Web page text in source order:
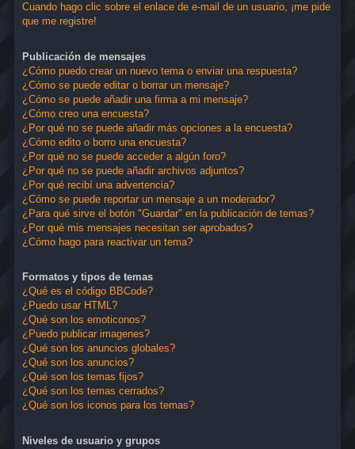
Cuando hago clic sobre el enlace de e-mail de un usuario, ¡me pide
que me registre!
Publicación de mensajes
¿Cómo puedo crear un nuevo tema o enviar una respuesta?
¿Cómo se puede editar o borrar un mensaje?
¿Cómo se puede añadir una firma a mi mensaje?
¿Cómo creo una encuesta?
¿Por qué no se puede añadir más opciones a la encuesta?
¿Cómo edito o borro una encuesta?
¿Por qué no se puede acceder a algún foro?
¿Por qué no se puede añadir archivos adjuntos?
¿Por qué recibí una advertencia?
¿Cómo se puede reportar un mensaje a un moderador?
¿Para qué sirve el botón "Guardar" en la publicación de temas?
¿Por qué mis mensajes necesitan ser aprobados?
¿Cómo hago para reactivar un tema?
Formatos y tipos de temas
¿Qué es el código BBCode?
¿Puedo usar HTML?
¿Qué son los emoticonos?
¿Puedo publicar imagenes?
¿Qué son los anuncios globales?
¿Qué son los anuncios?
¿Qué son los temas fijos?
¿Qué son los temas cerrados?
¿Qué son los iconos para los temas?
Niveles de usuario y grupos